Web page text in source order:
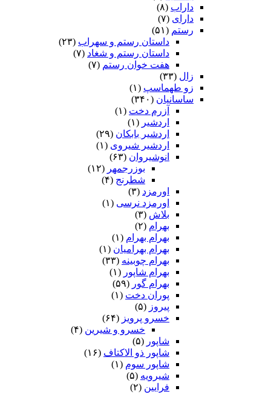
داراب (۸)
دارای (۷)
رستم (۵۱)
داستان رستم و سهراب (۲۳)
داستان رستم و شغاد (۷)
هفت خوان رستم‏ (۷)
زال (۳۳)
زو طهماسپ‏ (۱)
ساسانیان (۳۴۰)
آزرم دخت (۱)
اردشیر (۱)
اردشیر بابکان (۲۹)
اردشیر شیروی (۱)
انوشیروان (۶۳)
بوزرجمهر (۱۲)
شطرنج (۴)
اورمزد (۳)
اورمزد نرسى‏ (۱)
بلاش (۳)
بهرام (۲)
بهرام بهرام (۱)
بهرام بهرامیان‏ (۱)
بهرام چوبینه (۳۳)
بهرام شاپور (۱)
بهرام گور (۵۹)
پوران دخت (۱)
پیروز (۵)
خسرو پرویز (۶۴)
خسرو و شیرین (۴)
شاپور (۵)
شاپور ذو الاکتاف (۱۶)
شاپور سوم‏ (۱)
شیرویه (۵)
فرایین (۲)